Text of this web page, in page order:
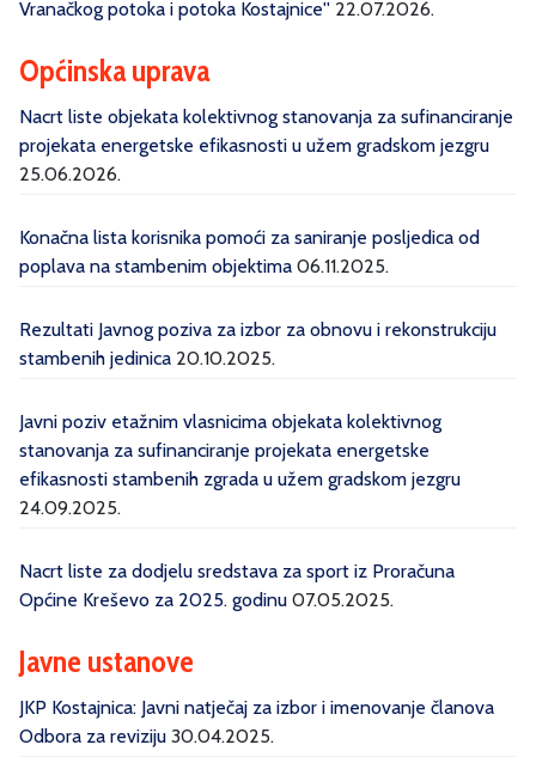
Vranačkog potoka i potoka Kostajnice'' 22.07.2026.
Općinska uprava
Nacrt liste objekata kolektivnog stanovanja za sufinanciranje
projekata energetske efikasnosti u užem gradskom jezgru
25.06.2026.
Konačna lista korisnika pomoći za saniranje posljedica od
poplava na stambenim objektima 06.11.2025.
Rezultati Javnog poziva za izbor za obnovu i rekonstrukciju
stambenih jedinica 20.10.2025.
Javni poziv etažnim vlasnicima objekata kolektivnog
stanovanja za sufinanciranje projekata energetske
efikasnosti stambenih zgrada u užem gradskom jezgru
24.09.2025.
Nacrt liste za dodjelu sredstava za sport iz Proračuna
Općine Kreševo za 2025. godinu 07.05.2025.
Javne ustanove
JKP Kostajnica: Javni natječaj za izbor i imenovanje članova
Odbora za reviziju 30.04.2025.